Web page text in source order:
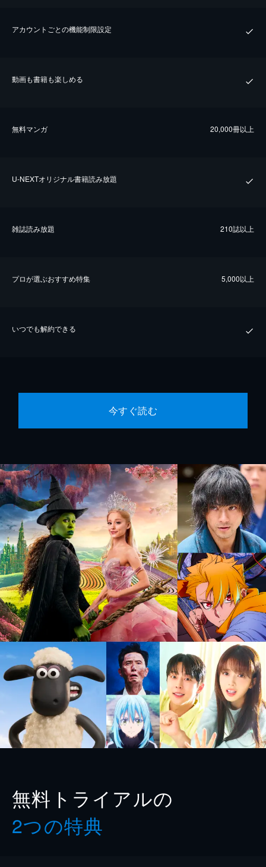
アカウントごとの機能制限設定
動画も書籍も楽しめる
無料マンガ 20,000冊以上
U-NEXTオリジナル書籍読み放題
雑誌読み放題 210誌以上
プロが選ぶおすすめ特集 5,000以上
いつでも解約できる
今すぐ読む
無料トライアルの
2つの特典